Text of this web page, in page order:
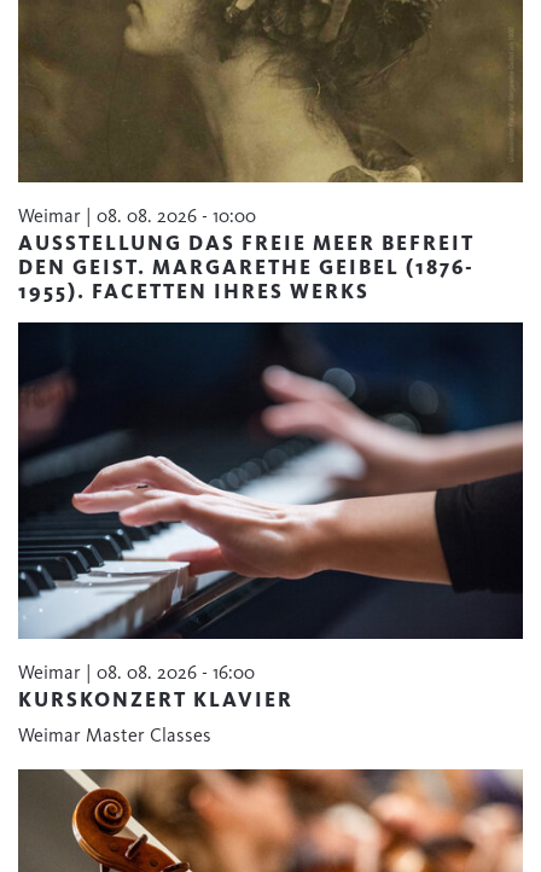
Weimar | 08. 08. 2026 - 10:00
AUSSTELLUNG DAS FREIE MEER BEFREIT
DEN GEIST. MARGARETHE GEIBEL (1876-
1955). FACETTEN IHRES WERKS
Weimar | 08. 08. 2026 - 16:00
KURSKONZERT KLAVIER
Weimar Master Classes